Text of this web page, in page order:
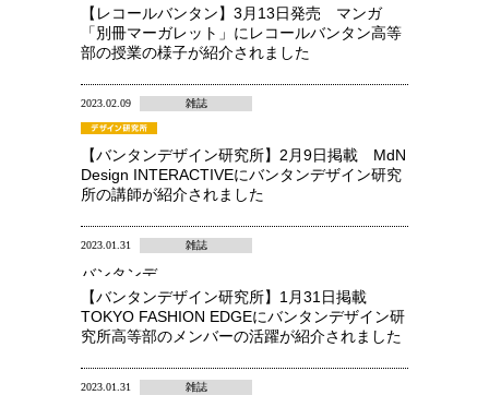
ンタン 高
等部
【レコールバンタン】3月13日発売 マンガ
「別冊マーガレット」にレコールバンタン高等
部の授業の様子が紹介されました
2023.02.09 雑誌
【バンタンデザイン研究所】2月9日掲載 MdN
Design INTERACTIVEにバンタンデザイン研究
所の講師が紹介されました
2023.01.31 雑誌
バンタンデ
ザイン研究
所 高等部
【バンタンデザイン研究所】1月31日掲載
TOKYO FASHION EDGEにバンタンデザイン研
究所高等部のメンバーの活躍が紹介されました
2023.01.31 雑誌